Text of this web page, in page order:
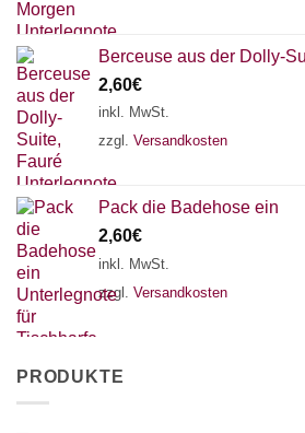
Berceuse aus der Dolly-
2,60€
inkl. MwSt.
zzgl. Versandkosten
Pack die Badehose ein
2,60€
inkl. MwSt.
zzgl. Versandkosten
PRODUKTE